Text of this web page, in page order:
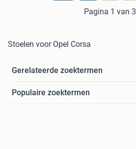
Pagina 1 van 3
Stoelen voor Opel Corsa
Gerelateerde zoektermen
Populaire zoektermen